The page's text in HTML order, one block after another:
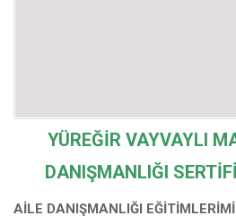
YÜREĞİR VAYVAYLI
DANIŞMANLIĞI
AİLE DANIŞMANLIĞI